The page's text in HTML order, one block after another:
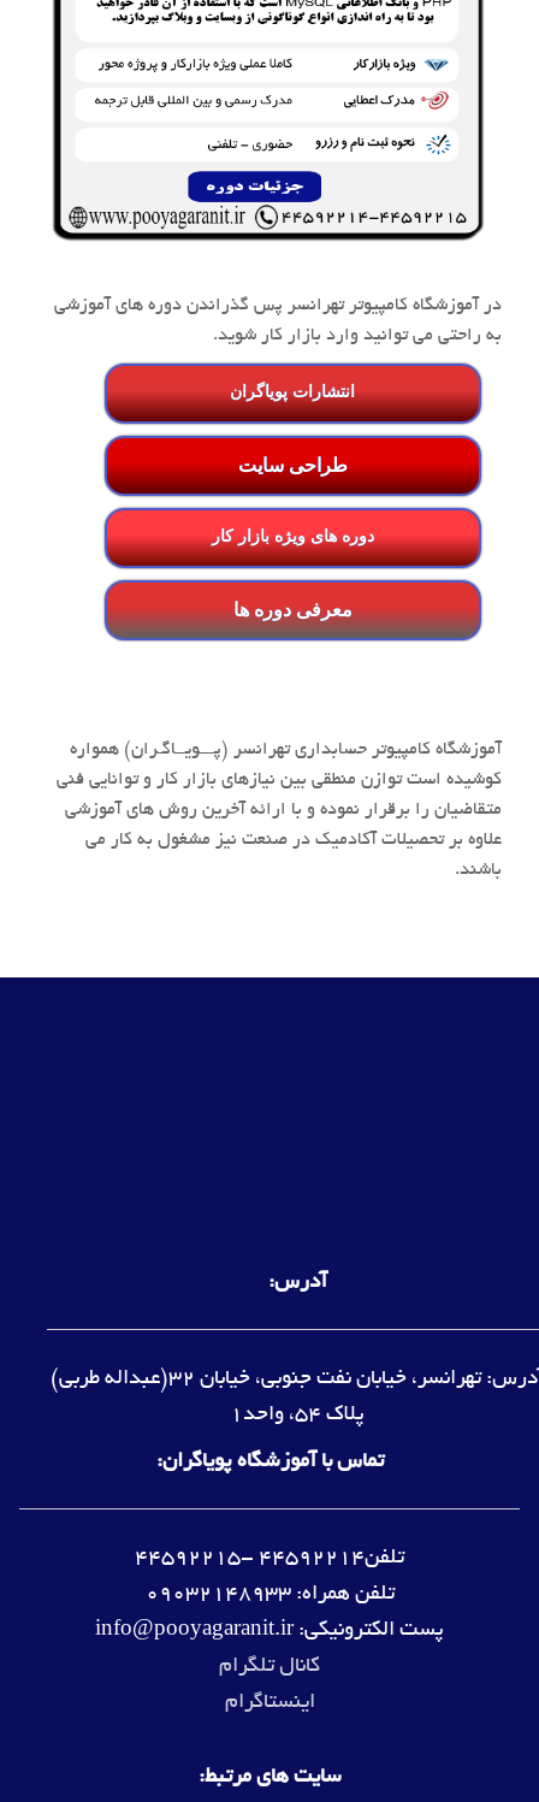
در آموزشگاه کامپیوتر تهرانسر پس گذراندن دوره های آموزشی
به راحتی می توانید وارد بازار کار شوید.
انتشارات پویاگران
طراحی سایت
دوره های ویژه بازار کار
معرفی دوره ها
آموزشگاه کامپیوتر حسابداری تهرانسر (پـــویــاگـران) همواره
کوشیده است توازن منطقی بین نیازهای بازار کار و توانایی فنی
متقاضیان را برقرار نموده و با ارائه آخرین روش های آموزشی
علاوه بر تحصیلات آکادمیک در صنعت نیز مشغول به کار می
باشند.
آدرس:
آدرس: تهرانسر، خیابان نفت جنوبی، خیابان 32(عبداله طربی)
پلاک 54، واحد1
تماس با آموزشگاه پویاگران:
تلفن44592214 -44592215
تلفن همراه: 09032148933
پست الکترونیکی: info@pooyagaranit.ir
کانال تلگرام
اینستاگرام
سایت های مرتبط: